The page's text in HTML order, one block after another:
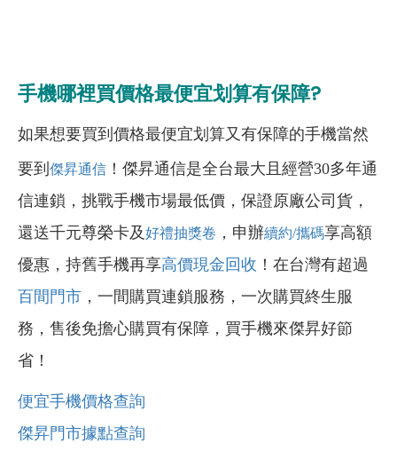
手機哪裡買價格最便宜划算有保障?
如果想要買到價格最便宜划算又有保障的手機當然
要到 傑昇通信 ！傑昇通信是全台最大且經營30多年通
信連鎖，挑戰手機市場最低價，保證原廠公司貨，
還送千元尊榮卡及好禮抽獎卷 ，申辦續約/攜碼享高額
優惠，持舊手機再享高價現金回收 ！在台灣有超過
百間門市 ，一間購買連鎖服務，一次購買終生服
務，售後免擔心購買有保障，買手機來傑昇好節
省！
便宜手機價格查詢
傑昇門市據點查詢